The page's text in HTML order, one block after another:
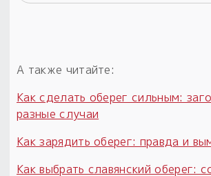
А также читайте:
Как сделать оберег сильным:
разные случаи
Как зарядить оберег: правда и
Как выбрать славянский оберег: